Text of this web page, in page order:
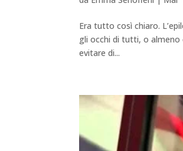
Era tutto così chiaro.
gli occhi di tutti, o almeno
evitare di...